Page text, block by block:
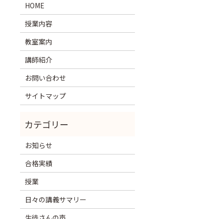
HOME
授業内容
教室案内
講師紹介
お問い合わせ
サイトマップ
お知らせ
合格実績
授業
日々の講義サマリー